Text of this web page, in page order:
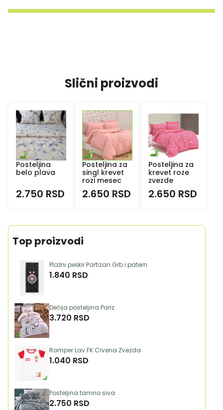
Slični proizvodi
Posteljina
belo plava
2.750 RSD
Posteljina za
singl krevet
rozi mesec
2.650 RSD
Posteljina za
krevet roze
zvezde
2.650 RSD
Top proizvodi
Plažni peškir Partizan Grb i patern
1.840 RSD
Dečija posteljina Pariz
3.720 RSD
Romper Lav FK Crvena Zvezda
1.040 RSD
Posteljina tamno siva
2.750 RSD